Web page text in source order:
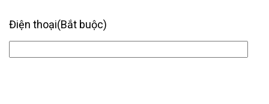
Điện thoại(Bắt buộc)